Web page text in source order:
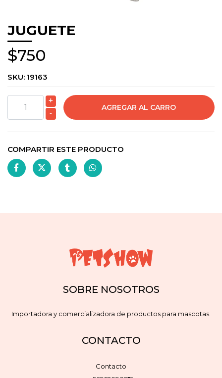
JUGUETE
$750
SKU: 19163
+
-
COMPARTIR ESTE PRODUCTO
SOBRE NOSOTROS
Importadora y comercializadora de productos para mascotas.
CONTACTO
Contacto